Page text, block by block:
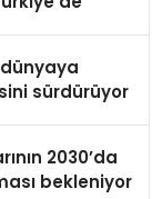
sürdürüyor
2030’da
bekleniyor